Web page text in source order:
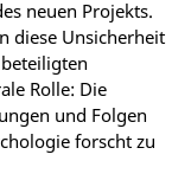
neuen Projekts.
diese Unsicherheit
Rolle: Die
und Folgen
forscht zu